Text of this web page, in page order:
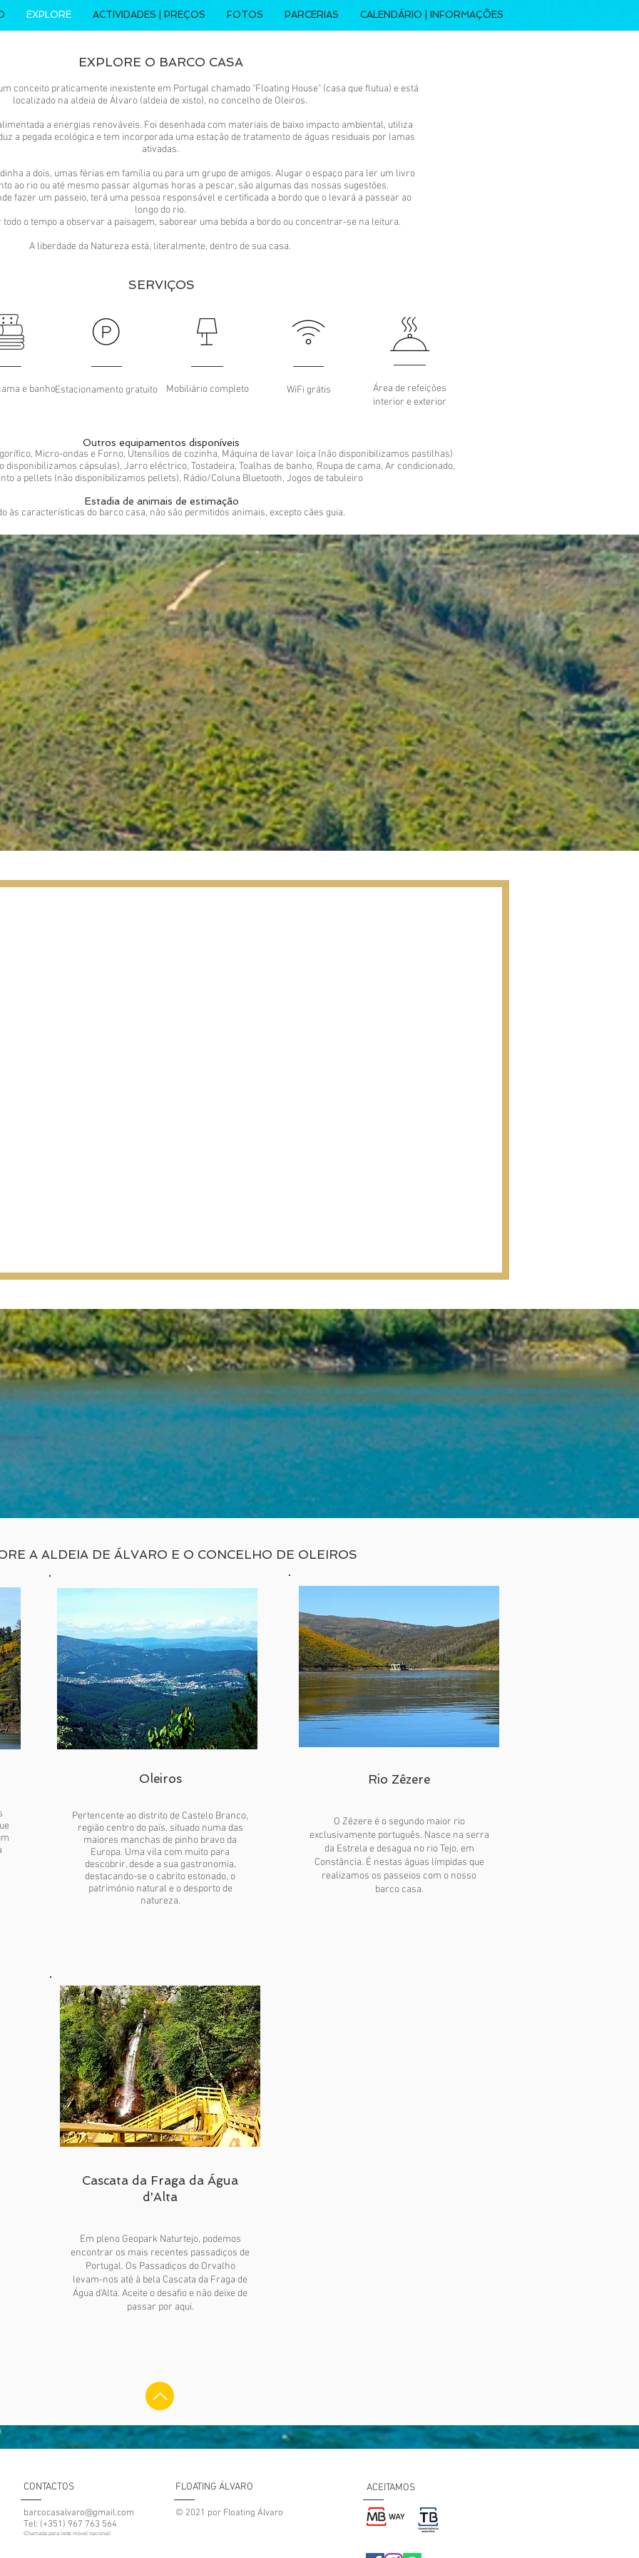
EXPLORE ACTIVIDADES | PREÇOS FOTOS PARCERIAS CALENDÁRIO | INFORMAÇÕES
EXPLORE O BARCO CASA
um conceito praticamente inexistente em Portugal chamado "Floating House" (casa que flutua) e está
localizado na aldeia de Álvaro (aldeia de xisto), no concelho de Oleiros.
a energias renováveis. Foi desenhada com materiais de baixo impacto ambiental, utiliza
a pegada ecológica e tem incorporada uma estação de tratamento de águas residuais por lamas
ativadas.
a dois, umas férias em família ou para um grupo de amigos. Alugar o espaço para ler um livro
ao rio ou até mesmo passar algumas horas a pescar, são algumas das nossas sugestões.
fazer um passeio, terá uma pessoa responsável e certificada a bordo que o levará a passear ao
longo do rio.
todo o tempo a observar a paisagem, saborear uma bebida a bordo ou concentrar-se na leitura.
A liberdade da Natureza está, literalmente, dentro de sua casa.
SERVIÇOS
WiFi grátis
Área de refeições
interior e exterior
Mobiliário completo
Estacionamento gratuito
e banho
Estadia de animais de estimação
às características do barco casa, não são permitidos animais, excepto cães guia.
Outros equipamentos disponíveis
Micro-ondas e Forno, Utensílios de cozinha, Máquina de lavar loiça (não disponibilizamos pastilhas)
disponibilizamos cápsulas), Jarro eléctrico, Tostadeira, Toalhas de banho, Roupa de cama, Ar condicionado,
a pellets (não disponibilizamos pellets), Rádio/Coluna Bluetooth, Jogos de tabuleiro
A ALDEIA DE ÁLVARO E O CONCELHO DE OLEIROS
Oleiros
Pertencente ao distrito de Castelo Branco,
região centro do país, situado numa das
maiores manchas de pinho bravo da
Europa. Uma vila com muito para
descobrir, desde a sua gastronomia,
destacando-se o cabrito estonado, o
património natural e o desporto de
natureza.
Rio Zêzere
O Zêzere é o segundo maior rio
exclusivamente português. Nasce na serra
da Estrela e desagua no rio Tejo, em
Constância. É nestas águas límpidas que
realizamos os passeios com o nosso
barco casa.
Cascata da Fraga da Água
d'Alta
Em pleno Geopark Naturtejo, podemos
encontrar os mais recentes passadiços de
Portugal. Os Passadiços do Orvalho
levam-nos até à bela Cascata da Fraga de
Água d'Alta. Aceite o desafio e não deixe de
passar por aqui.
CONTACTOS
barcocasalvaro@gmail.com
Tel: (+351) 967 763 564
(Chamada para rede móvel nacional)
FLOATING ÁLVARO
© 2021 por Floating Álvaro
ACEITAMOS